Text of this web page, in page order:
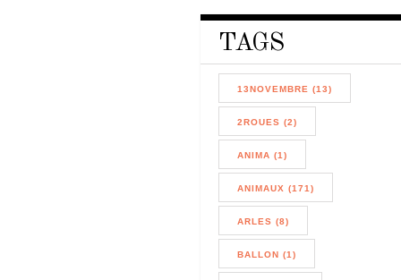
TAGS
13NOVEMBRE (13)
2ROUES (2)
ANIMA (1)
ANIMAUX (171)
ARLES (8)
BALLON (1)